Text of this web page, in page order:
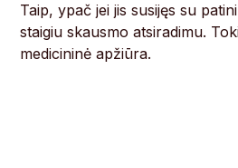
Taip, ypač jei jis susijęs su
staigiu skausmo atsiradimu.
medicininė apžiūra.